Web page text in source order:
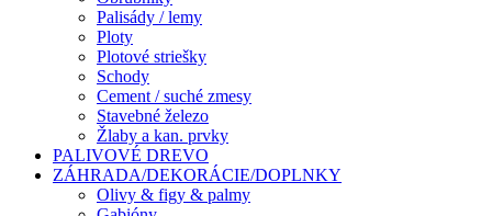
Palisády / lemy
Ploty
Plotové striešky
Schody
Cement / suché zmesy
Stavebné železo
Žlaby a kan. prvky
PALIVOVÉ DREVO
ZÁHRADA/DEKORÁCIE/DOPLNKY
Olivy & figy & palmy